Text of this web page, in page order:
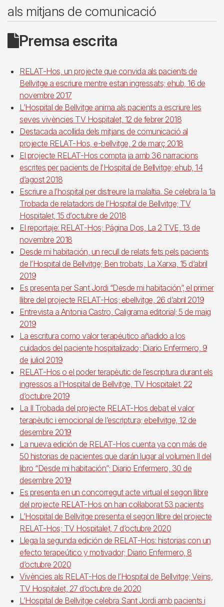
als mitjans de comunicació
Premsa escrita
RELAT-Hos, un projecte que convida als pacients de
Bellvitge a escriure mentre estan ingressats; ehub, 16 de
novembre 2017
L’Hospital de Bellvitge anima als pacients a escriure les
seves vivències TV Hospitalet, 12 de febrer 2018
Destacada acollida dels mitjans de comunicació al
projecte RELAT-Hos, e-bellvitge, 2 de març 2018
El projecte RELAT-Hos compta ja amb 36 narracions
escrites per pacients de l’Hospital de Bellvitge; ehub, 14
d’agost 2018
Escriure a l’hospital per distreure la malaltia. Se celebra la 1a
Trobada de relatadors de l’Hospital de Bellvitge; TV
Hospitalet, 15 d’octubre de 2018
El reportaje: RELAT-Hos; Página Dos, La 2 TVE, 13 de
novembre 2018
Desde mi habitación, un recull de relats fets pels pacients
de l’Hospital de Bellvitge; Ben trobats, La Xarxa, 15 d’abril
2019
Es presenta per Sant Jordi “Desde mi habitación”, el primer
llibre del projecte RELAT-Hos; ebellvitge, 26 d’abril 2019
Entrevista a Antonia Castro, Caligrama editorial; 5 de maig
2019
La escritura como valor terapéutico añadido a los
cuidados del paciente hospitalizado; Diario Enfermero, 9
de juliol 2019
RELAT-Hos o el poder terapèutic de l’escriptura durant els
ingressos a l’Hospital de Bellvitge, TV Hospitalet, 22
d’octubre 2019
La II Trobada del projecte RELAT-Hos debat el valor
terapèutic i emocional de l’escriptura; ebellvitge, 12 de
desembre 2019
La nueva edición de RELAT-Hos cuenta ya con más de
50 historias de pacientes que darán lugar al volumen II del
libro “Desde mi habitación”; Diario Enfermero, 30 de
desembre 2019
Es presenta en un concorregut acte virtual el segon llibre
del projecte RELAT-Hos on han col·laborat 53 pacients
L’Hospital de Bellvitge presenta el segon llibre del projecte
RELAT-Hos; TV Hospitalet, 7 d’octubre 2020
Llega la segunda edición de RELAT-Hos: historias con un
efecto terapeútico y motivador; Diario Enfermero, 8
d’octubre 2020
Vivències als RELAT-Hos de l’Hospital de Bellvitge; Veïns,
TV Hospitalet, 27 d’octubre de 2020
L’Hospital de Bellvitge celebra Sant Jordi amb pacients i